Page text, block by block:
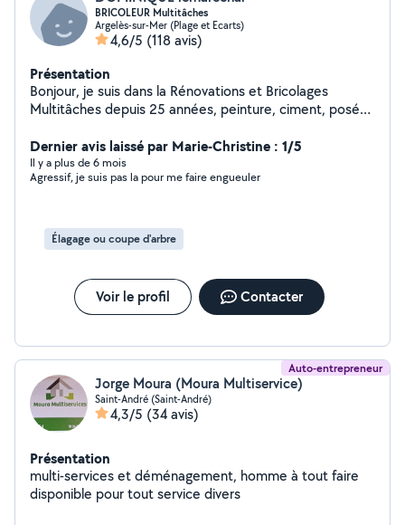
BRICOLEUR Multitâches
Argelès-sur-Mer (Plage et Ecarts)
4,6/5 (118 avis)
Présentation
Bonjour, je suis dans la Rénovations et Bricolages
Multitâches depuis 25 années, peinture, ciment, posé
plâtres, Electricité, Plomberie, Bois, jardinage et
Autres..... pour tout travaux divers travail soignier et
sérieux honnêtes et très discret
Dernier avis laissé par Marie-Christine : 1/5
Il y a plus de 6 mois
Agressif, je suis pas la pour me faire engueuler
Élagage ou coupe d'arbre
Voir le profil Contacter
Auto-entrepreneur
Jorge Moura (Moura Multiservice)
Saint-André (Saint-André)
4,3/5 (34 avis)
Présentation
multi-services et déménagement, homme à tout faire
disponible pour tout service divers